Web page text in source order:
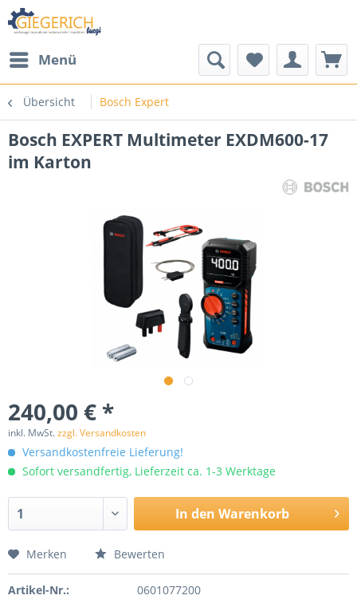
Menü
Übersicht Bosch Expert
Bosch EXPERT Multimeter EXDM600-17
im Karton
240,00 € *
inkl. MwSt.zzgl. Versandkosten
Versandkostenfreie Lieferung!
Sofort versandfertig, Lieferzeit ca. 1-3 Werktage
In den Warenkorb
Merken Bewerten
Artikel-Nr.: 0601077200